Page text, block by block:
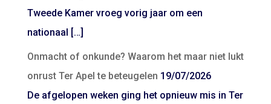
Tweede Kamer vroeg vorig jaar om een
nationaal […]
Onmacht of onkunde? Waarom het maar niet lukt
onrust Ter Apel te beteugelen 19/07/2026
De afgelopen weken ging het opnieuw mis in Ter